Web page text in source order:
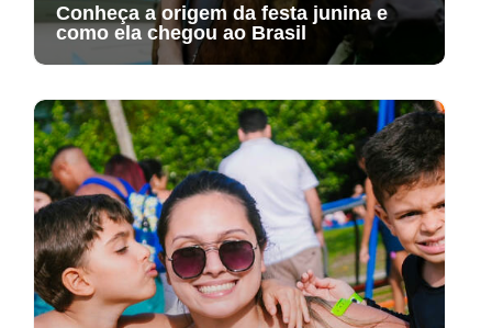
Conheça a origem da festa junina e
como ela chegou ao Brasil